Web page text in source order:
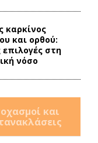
καρκίνος
και ορθού:
επιλογές στη
νόσο
και